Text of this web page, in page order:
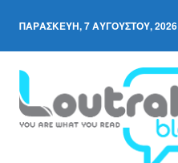
ΠΑΡΑΣΚΕΥΉ, 7 ΑΥΓΟΎΣΤΟΥ, 2026